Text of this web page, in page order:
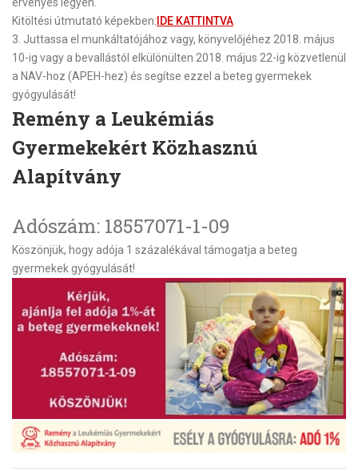
Kitöltési útmutató képekben: IDE KATTINTVA
3. Juttassa el munkáltatójához vagy, könyvelőjéhez 2018. május
10-ig vagy a bevallástól elkülönülten 2018. május 22-ig közvetlenül
a NAV-hoz (APEH-hez) és segítse ezzel a beteg gyermekek
gyógyulását!
Remény a Leukémiás
Gyermekekért Közhasznú
Alapítvány
Adószám: 18557071-1-09
Köszönjük, hogy adója 1 százalékával támogatja a beteg
gyermekek gyógyulását!